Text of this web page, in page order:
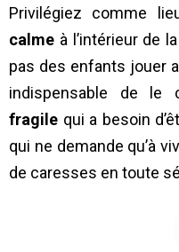
Privilégiez comme
calme à l’intérieur de
pas des enfants jouer
indispensable de le
fragile qui a besoin
qui ne demande qu’à
de caresses en toute